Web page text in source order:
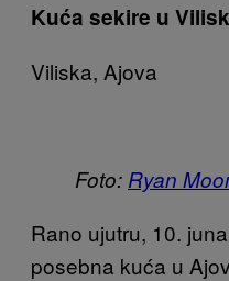
Kuća sekire u
Viliska, Ajova
Foto: Ryan
Rano ujutru, 10.
posebna kuća u